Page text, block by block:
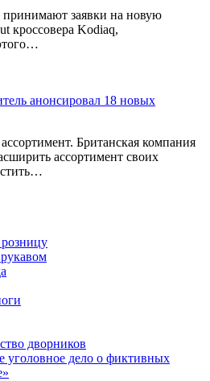
принимают заявки на новую
кроссовера Kodiaq,
анонсировал 18 новых
Британская компания
ассортимент своих
уголовное дело о фиктивных